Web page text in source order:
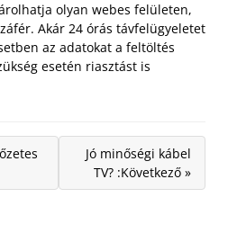
olyan webes felületen,
Akár 24 órás távfelügyeletet
az adatokat a feltöltés
esetén riasztást is
Jó minőségi kábel
TV? :Következő »